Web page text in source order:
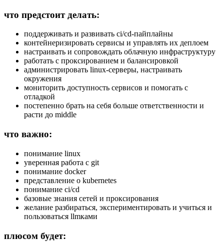
что предстоит делать:
поддерживать и развивать ci/cd-пайплайны
контейнеризировать сервисы и управлять их деплоем
настраивать и сопровождать облачную инфраструктуру
работать с проксированием и балансировкой
администрировать linux-серверы, настраивать
окружения
мониторить доступность сервисов и помогать с
отладкой
постепенно брать на себя больше ответственности и
расти до middle
что важно:
понимание linux
уверенная работа с git
понимание docker
представление о kubernetes
понимание ci/cd
базовые знания сетей и проксирования
желание разбираться, экспериментировать и учиться и
пользоваться llmками
плюсом будет: